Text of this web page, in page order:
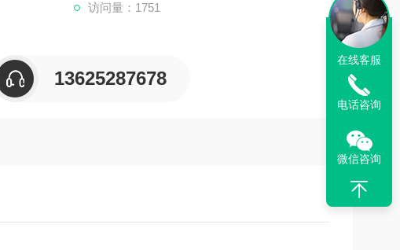
机等国外精密测量仪器。
访问量：1751
13625287678
在线客服
电话咨询
微信咨询